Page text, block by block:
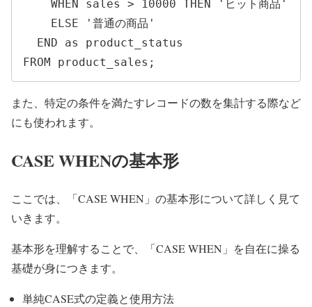
FROM product_sales;
また、特定の条件を満たすレコードの数を集計する際など
にも使われます。
CASE WHENの基本形
ここでは、「CASE WHEN」の基本形について詳しく見て
いきます。
基本形を理解することで、「CASE WHEN」を自在に操る
基礎が身につきます。
単純CASE式の定義と使用方法